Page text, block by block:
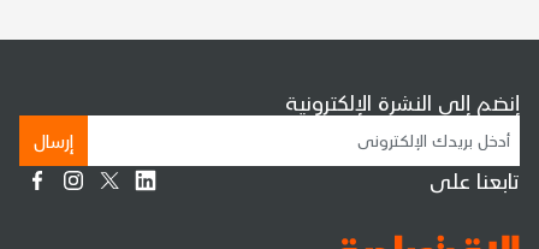
إنضم إلى النشرة الإلكترونية
إرسال
تابعنا على